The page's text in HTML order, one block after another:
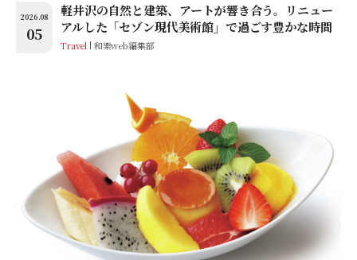
2026.08
05
軽井沢の自然と建築、アートが響き合う。リニュー
アルした「セゾン現代美術館」で過ごす豊かな時間
Travel 和樂web編集部